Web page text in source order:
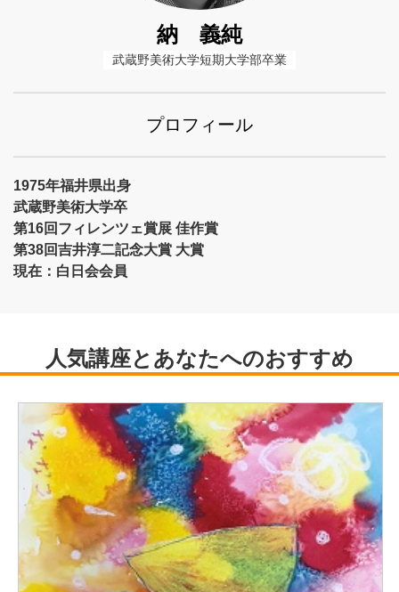
納 義純
武蔵野美術大学短期大学部卒業
プロフィール
1975年福井県出身
武蔵野美術大学卒
第16回フィレンツェ賞展 佳作賞
第38回吉井淳二記念大賞 大賞
現在：白日会会員